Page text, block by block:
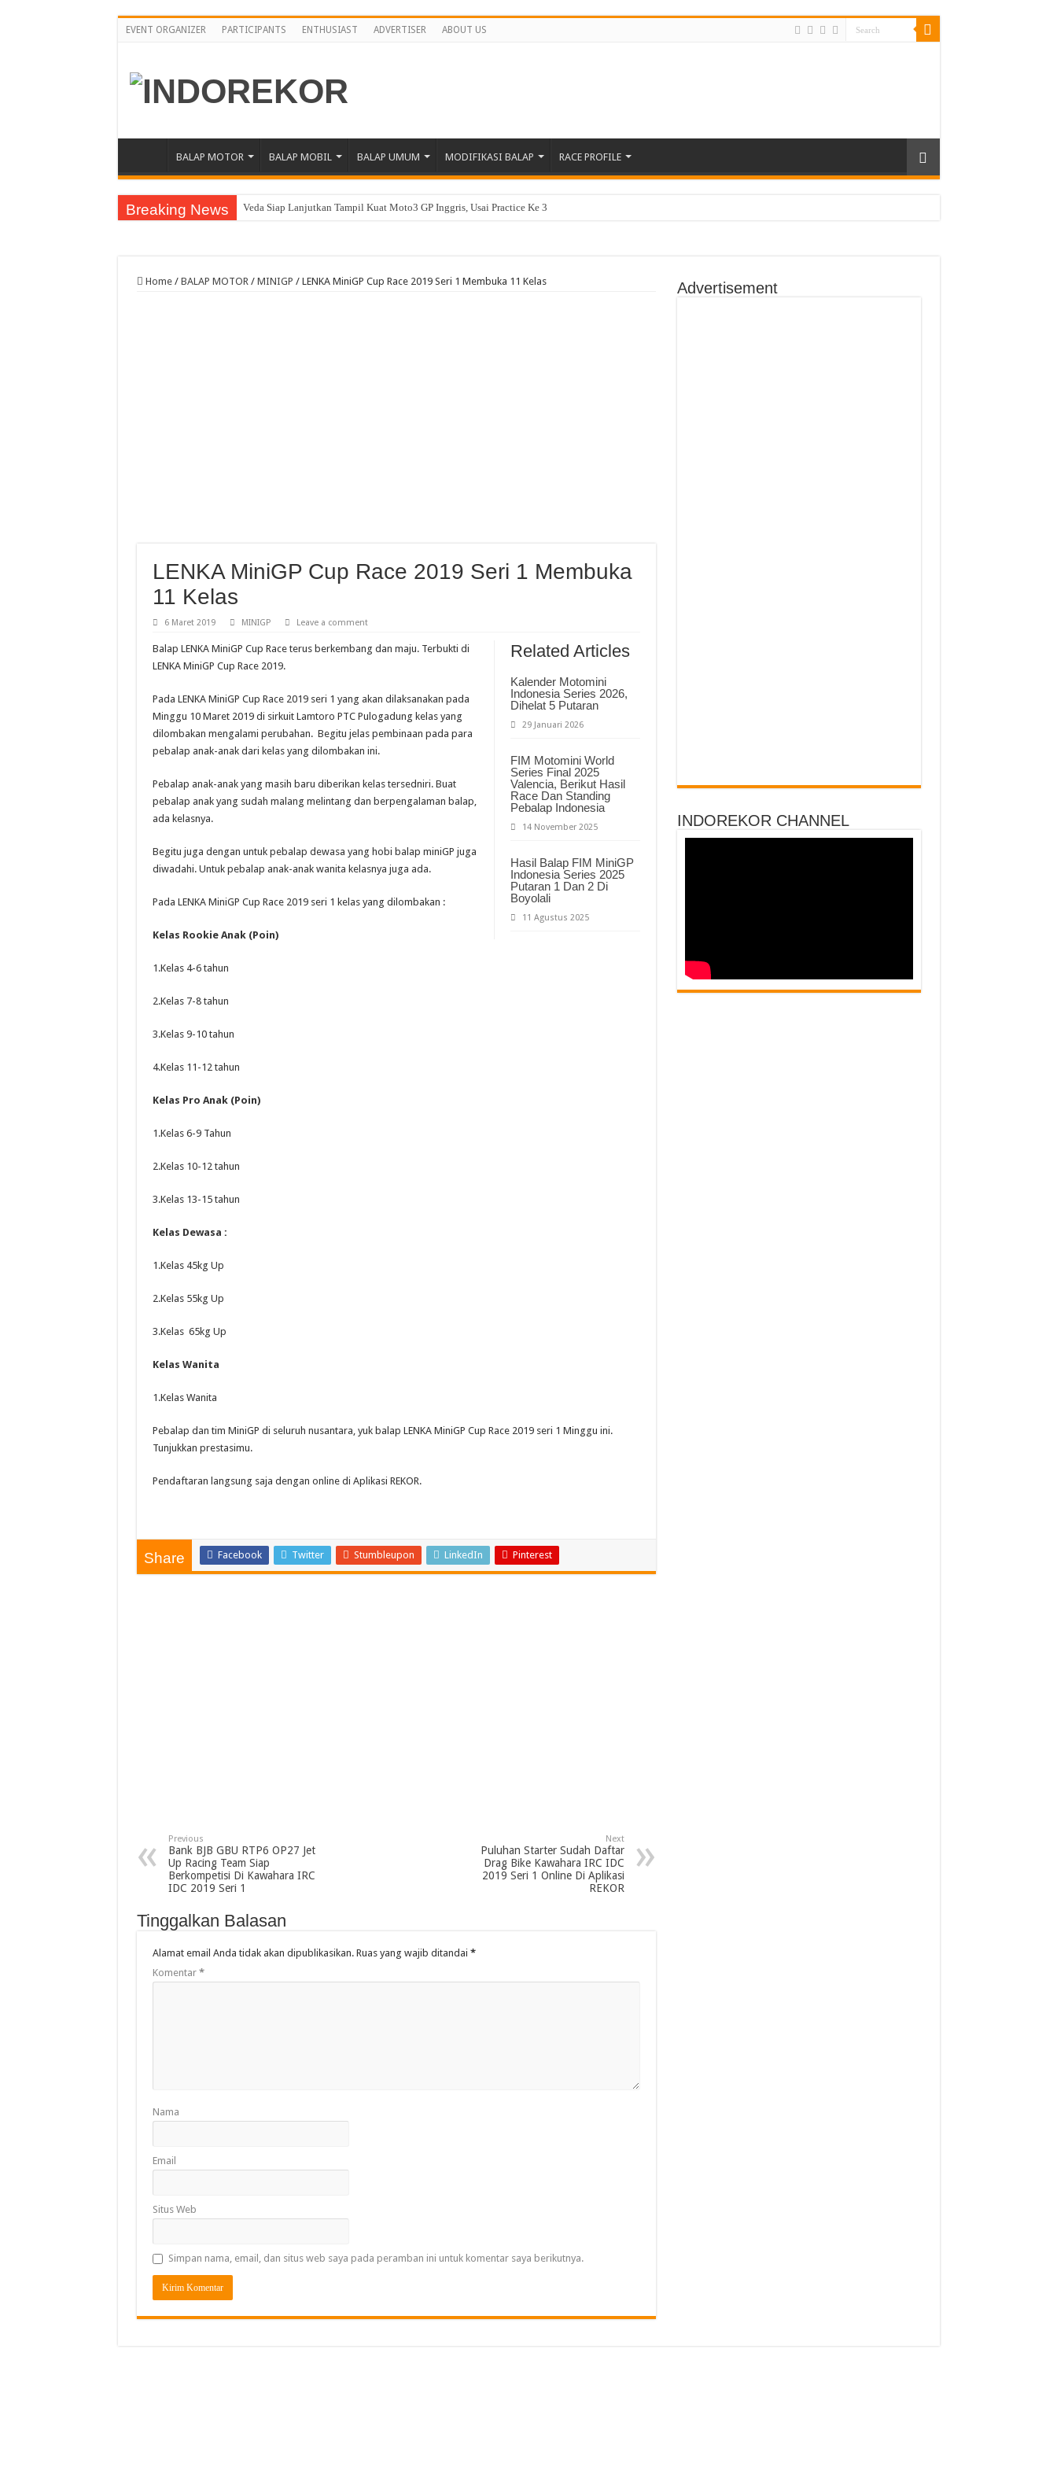
EVENT ORGANIZER PARTICIPANTS ENTHUSIAST ADVERTISER ABOUT US
BALAP MOTOR BALAP MOBIL BALAP UMUM MODIFIKASI BALAP RACE PROFILE
Breaking News Veda Siap Lanjutkan Tampil Kuat Moto3 GP Inggris, Usai Practice Ke 3
Awali Paruh Kedua MotoGP 2026 Di Inggris, Veda Berjuang Untuk Melesat Di Moto3 Inggris
Home / BALAP MOTOR / MINIGP / LENKA MiniGP Cup Race 2019 Seri 1 Membuka 11 Kelas
LENKA MiniGP Cup Race 2019 Seri 1 Membuka
11 Kelas
6 Maret 2019 MINIGP Leave a comment
Related Articles
Kalender Motomini
Indonesia Series 2026,
Dihelat 5 Putaran
29 Januari 2026
FIM Motomini World
Series Final 2025
Valencia, Berikut Hasil
Race Dan Standing
Pebalap Indonesia
14 November 2025
Hasil Balap FIM MiniGP
Indonesia Series 2025
Putaran 1 Dan 2 Di
Boyolali
11 Agustus 2025
Balap LENKA MiniGP Cup Race terus berkembang dan maju. Terbukti di
LENKA MiniGP Cup Race 2019.
Pada LENKA MiniGP Cup Race 2019 seri 1 yang akan dilaksanakan pada
Minggu 10 Maret 2019 di sirkuit Lamtoro PTC Pulogadung kelas yang
dilombakan mengalami perubahan. Begitu jelas pembinaan pada para
pebalap anak-anak dari kelas yang dilombakan ini.
Pebalap anak-anak yang masih baru diberikan kelas tersedniri. Buat
pebalap anak yang sudah malang melintang dan berpengalaman balap,
ada kelasnya.
Begitu juga dengan untuk pebalap dewasa yang hobi balap miniGP juga
diwadahi. Untuk pebalap anak-anak wanita kelasnya juga ada.
Pada LENKA MiniGP Cup Race 2019 seri 1 kelas yang dilombakan :
Kelas Rookie Anak (Poin)
1.Kelas 4-6 tahun
2.Kelas 7-8 tahun
3.Kelas 9-10 tahun
4.Kelas 11-12 tahun
Kelas Pro Anak (Poin)
1.Kelas 6-9 Tahun
2.Kelas 10-12 tahun
3.Kelas 13-15 tahun
Kelas Dewasa :
1.Kelas 45kg Up
2.Kelas 55kg Up
3.Kelas 65kg Up
Kelas Wanita
1.Kelas Wanita
Pebalap dan tim MiniGP di seluruh nusantara, yuk balap LENKA MiniGP Cup Race 2019 seri 1 Minggu ini.
Tunjukkan prestasimu.
Pendaftaran langsung saja dengan online di Aplikasi REKOR.
Share Facebook Twitter Stumbleupon LinkedIn Pinterest
Previous
Bank BJB GBU RTP6 OP27 Jet
Up Racing Team Siap
Berkompetisi Di Kawahara IRC
IDC 2019 Seri 1
Next
Puluhan Starter Sudah Daftar
Drag Bike Kawahara IRC IDC
2019 Seri 1 Online Di Aplikasi
REKOR
Tinggalkan Balasan
Alamat email Anda tidak akan dipublikasikan. Ruas yang wajib ditandai *
Komentar *
Nama
Email
Situs Web
Simpan nama, email, dan situs web saya pada peramban ini untuk komentar saya berikutnya.
Advertisement
INDOREKOR CHANNEL